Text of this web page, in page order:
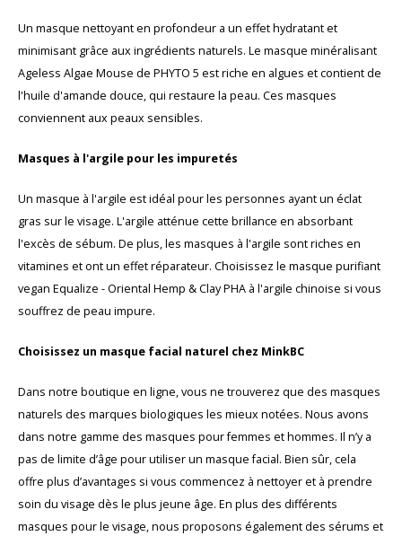
Un masque nettoyant en profondeur a un effet hydratant et
minimisant grâce aux ingrédients naturels. Le masque minéralisant
Ageless Algae Mouse de PHYTO 5 est riche en algues et contient de
l'huile d'amande douce, qui restaure la peau. Ces masques
conviennent aux peaux sensibles.
Masques à l'argile pour les impuretés
Un masque à l'argile est idéal pour les personnes ayant un éclat
gras sur le visage. L'argile atténue cette brillance en absorbant
l'excès de sébum. De plus, les masques à l'argile sont riches en
vitamines et ont un effet réparateur. Choisissez le masque purifiant
vegan Equalize - Oriental Hemp & Clay PHA à l'argile chinoise si vous
souffrez de peau impure.
Choisissez un masque facial naturel chez MinkBC
Dans notre boutique en ligne, vous ne trouverez que des masques
naturels des marques biologiques les mieux notées. Nous avons
dans notre gamme des masques pour femmes et hommes. Il n’y a
pas de limite d’âge pour utiliser un masque facial. Bien sûr, cela
offre plus d’avantages si vous commencez à nettoyer et à prendre
soin du visage dès le plus jeune âge. En plus des différents
masques pour le visage, nous proposons également des sérums et